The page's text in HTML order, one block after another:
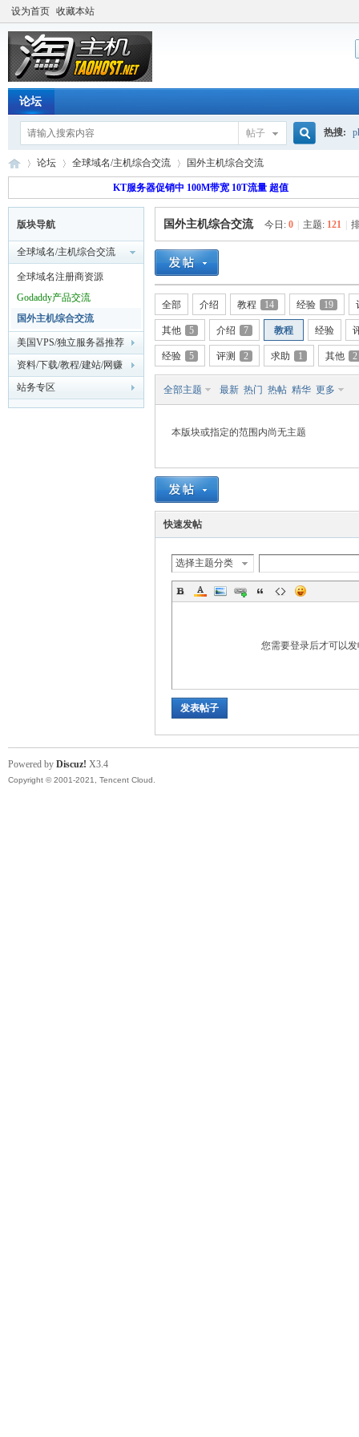
设为首页 收藏本站
论坛
帖子 热搜:
淘
主
»
论坛 全球域名/主机综合交流
›
国外主机综合交流
KT服务器促销中 100M带宽 10T流量 超值
版块导航
全球域名/主机综合交流
全球域名注册商资源
Godaddy产品交流
国外主机综合交流
美国VPS/独立服务器推荐
资料/下载/教程/建站/网赚
站务专区
国外主机综合交流 今日: 0 主题: 121
全部 介绍 教程 14 经验 19
其他 5 介绍 7 教程 经验
经验 5 评测 2 求助 1 其他 2
全部主题 最新 热门 热帖 精华 更多
本版块或指定的范围内尚无主题
快速发帖
选择主题分类
您需要登录后才可以
发表帖子
Powered by Discuz! X3.4
Copyright © 2001-2021, Tencent Cloud.